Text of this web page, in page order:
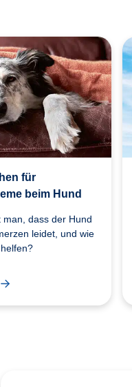
für
beim Hund
dass der Hund
leidet, und wie